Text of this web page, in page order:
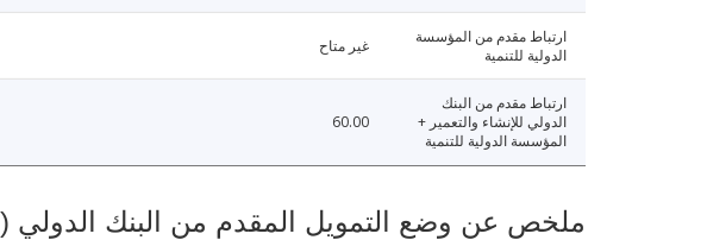
ارتباط مقدم من المؤسسة
الدولية للتنمية
غير متاح
ارتباط مقدم من البنك
الدولي للإنشاء والتعمير +
المؤسسة الدولية للتنمية
60.00
ملخص عن وضع التمويل المقدم من البنك الدولي (بملايين